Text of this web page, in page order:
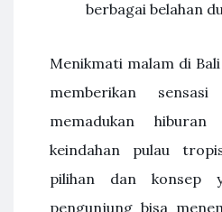
berbagai belahan
Menikmati malam di
memberikan
memadukan
keindahan pulau
pilihan dan konsep
pengunjung bisa